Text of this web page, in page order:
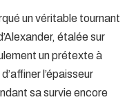
un véritable tournant
étalée sur
un prétexte à
l’épaisseur
sa survie encore